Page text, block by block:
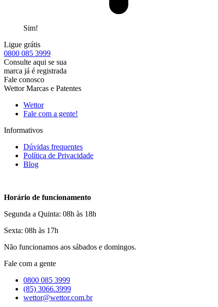
Sim!
Ligue grátis
0800 085 3999
Consulte aqui se sua
marca já é registrada
Fale conosco
Wettor Marcas e Patentes
Wettor
Fale com a gente!
Informativos
Dúvidas frequentes
Política de Privacidade
Blog
Horário de funcionamento
Segunda a Quinta: 08h às 18h
Sexta: 08h às 17h
Não funcionamos aos sábados e domingos.
Fale com a gente
0800 085 3999
(85) 3066.3999
wettor@wettor.com.br